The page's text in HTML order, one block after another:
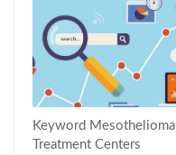
Keyword Mesothelioma
Treatment Centers